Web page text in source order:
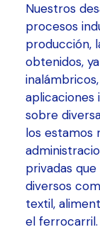
Nuestros
procesos
producción,
obtenidos,
aplicaciones
sobre
los estamos
privadas
diversos
textil,
el ferrocarril.